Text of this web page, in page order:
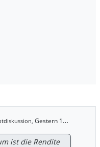
Gestern 16:57 Uhr
ist die Rendite